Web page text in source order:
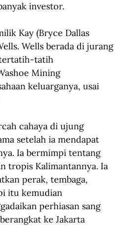
investor.
Kay (Bryce Dallas
Wells berada di jurang
tatih
Mining
keluarganya, usai
cahaya di ujung
setelah ia mendapat
Ia bermimpi tentang
tropis Kalimantannya. Ia
perak, tembaga,
itu kemudian
perhiasan sang
ke Jakarta